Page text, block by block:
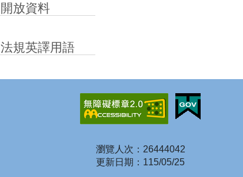
開放資料
法規英譯用語
瀏覽人次：26444042
更新日期：115/05/25